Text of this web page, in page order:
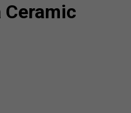
Ceramic